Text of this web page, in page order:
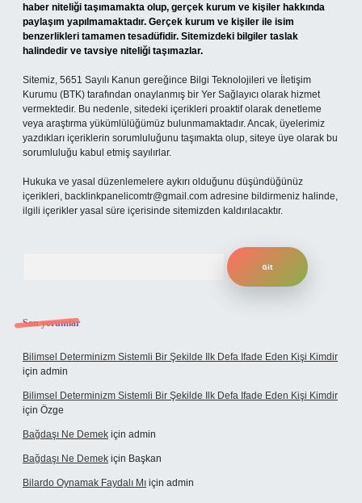
haber niteliği taşımamakta olup, gerçek kurum ve kişiler hakkında
paylaşım yapılmamaktadır. Gerçek kurum ve kişiler ile isim
benzerlikleri tamamen tesadüfidir. Sitemizdeki bilgiler taslak
halindedir ve tavsiye niteliği taşımazlar.
Sitemiz, 5651 Sayılı Kanun gereğince Bilgi Teknolojileri ve İletişim
Kurumu (BTK) tarafından onaylanmış bir Yer Sağlayıcı olarak hizmet
vermektedir. Bu nedenle, sitedeki içerikleri proaktif olarak denetleme
veya araştırma yükümlülüğümüz bulunmamaktadır. Ancak, üyelerimiz
yazdıkları içeriklerin sorumluluğunu taşımakta olup, siteye üye olarak bu
sorumluluğu kabul etmiş sayılırlar.
Hukuka ve yasal düzenlemelere aykırı olduğunu düşündüğünüz
içerikleri, backlinkpanelicomtr@gmail.com adresine bildirmeniz halinde,
ilgili içerikler yasal süre içerisinde sitemizden kaldırılacaktır.
Son yorumlar
Bilimsel Determinizm Sistemli Bir Şekilde Ilk Defa Ifade Eden Kişi Kimdir
için admin
Bilimsel Determinizm Sistemli Bir Şekilde Ilk Defa Ifade Eden Kişi Kimdir
için Özge
Bağdaşı Ne Demek için admin
Bağdaşı Ne Demek için Başkan
Bilardo Oynamak Faydalı Mı için admin